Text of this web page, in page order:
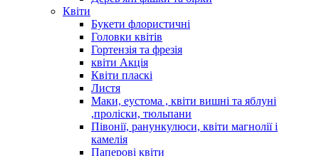
Квіти
Букети флористичні
Головки квітів
Гортензія та фрезія
квіти Акція
Квіти пласкі
Листя
Маки, еустома , квіти вишні та яблуні
,проліски, тюльпани
Півонії, ранункулюси, квіти магнолії і
камелія
Паперові квіти